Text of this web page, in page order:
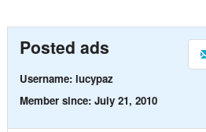
Posted ads
Username: lucypaz
Member since: July 21, 2010